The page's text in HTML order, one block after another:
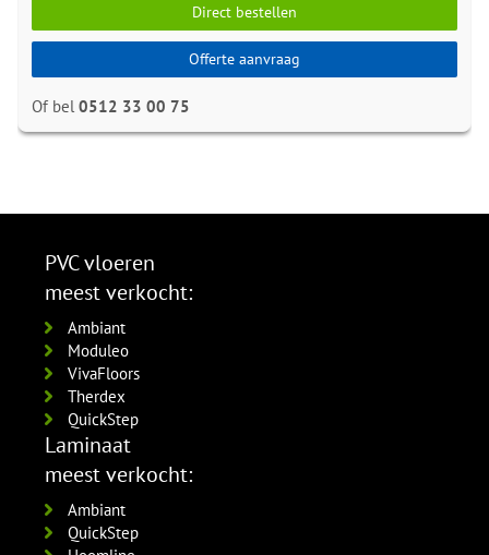
Direct bestellen
Offerte aanvraag
Of bel 0512 33 00 75
PVC vloeren
meest verkocht:
Ambiant
Moduleo
VivaFloors
Therdex
QuickStep
Laminaat
meest verkocht:
Ambiant
QuickStep